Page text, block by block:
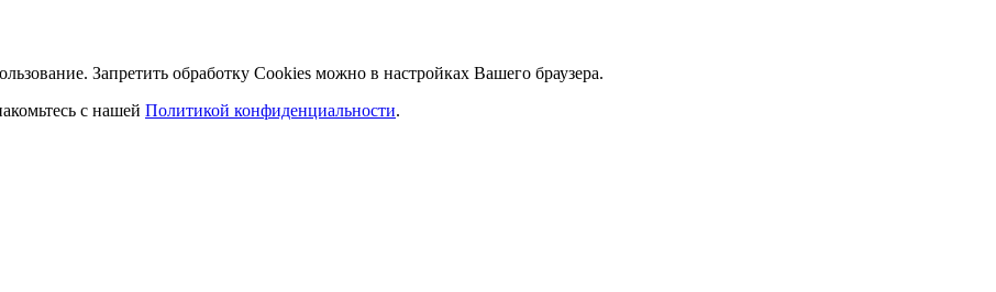
Запретить обработку Cookies можно в настройках Вашего браузера.
с нашей Политикой конфиденциальности.